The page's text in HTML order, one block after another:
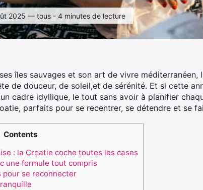
2025 — tous - 4 minutes de lecture
îles sauvages et son art de vivre
de douceur, de soleil,et de sérénité. Et si cette
cadre idyllique, le tout sans avoir à planifier
parfaits pour se recentrer, se détendre et se
Contents
: la Croatie coche toutes les cases
une formule tout compris
pour se reconnecter